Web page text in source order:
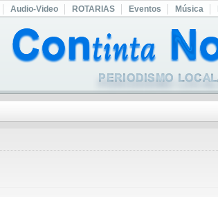
Audio-Video ROTARIAS Eventos Música